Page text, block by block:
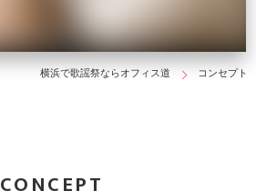
横浜で歌謡祭ならオフィス道 コンセプト